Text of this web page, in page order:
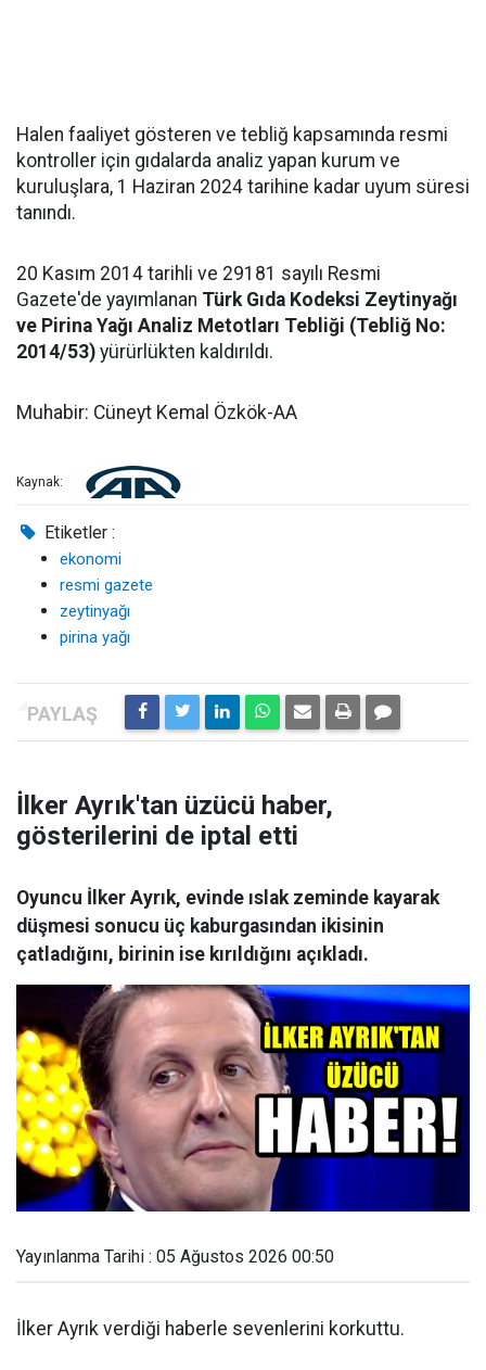
Halen faaliyet gösteren ve tebliğ kapsamında resmi
kontroller için gıdalarda analiz yapan kurum ve
kuruluşlara, 1 Haziran 2024 tarihine kadar uyum süresi
tanındı.
20 Kasım 2014 tarihli ve 29181 sayılı Resmi
Gazete'de yayımlanan Türk Gıda Kodeksi Zeytinyağı
ve Pirina Yağı Analiz Metotları Tebliği (Tebliğ No:
2014/53) yürürlükten kaldırıldı.
Muhabir: Cüneyt Kemal Özkök-AA
Kaynak:
Etiketler :
ekonomi
resmi gazete
zeytinyağı
pirina yağı
İlker Ayrık'tan üzücü haber,
gösterilerini de iptal etti
Oyuncu İlker Ayrık, evinde ıslak zeminde kayarak
düşmesi sonucu üç kaburgasından ikisinin
çatladığını, birinin ise kırıldığını açıkladı.
Yayınlanma Tarihi : 05 Ağustos 2026 00:50
İlker Ayrık verdiği haberle sevenlerini korkuttu.